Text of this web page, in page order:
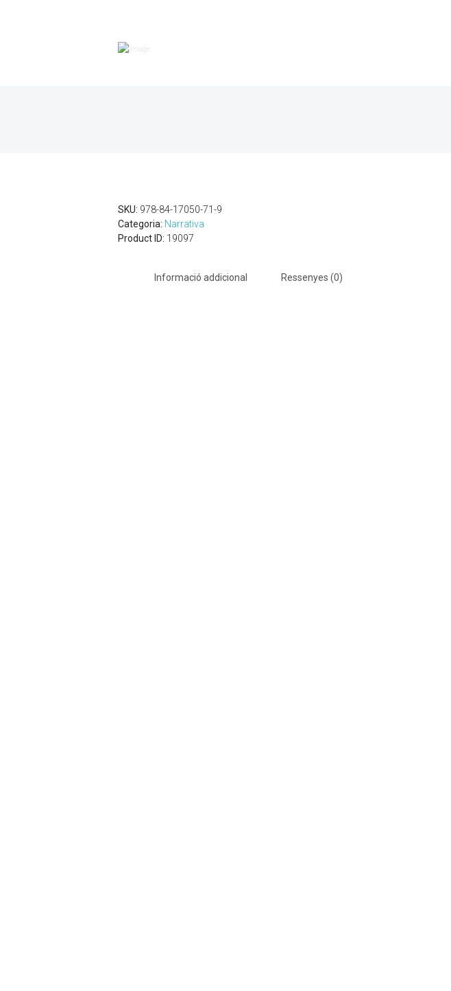
SKU: 978-84-17050-71-9
Categoria: Narrativa
Product ID: 19097
Informació addicional Ressenyes (0)